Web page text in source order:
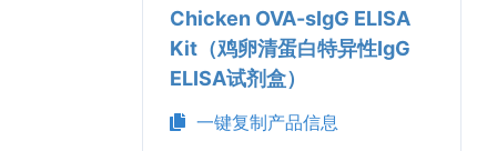
Chicken OVA-sIgG ELISA
Kit（鸡卵清蛋白特异性IgG
ELISA试剂盒）
一键复制产品信息